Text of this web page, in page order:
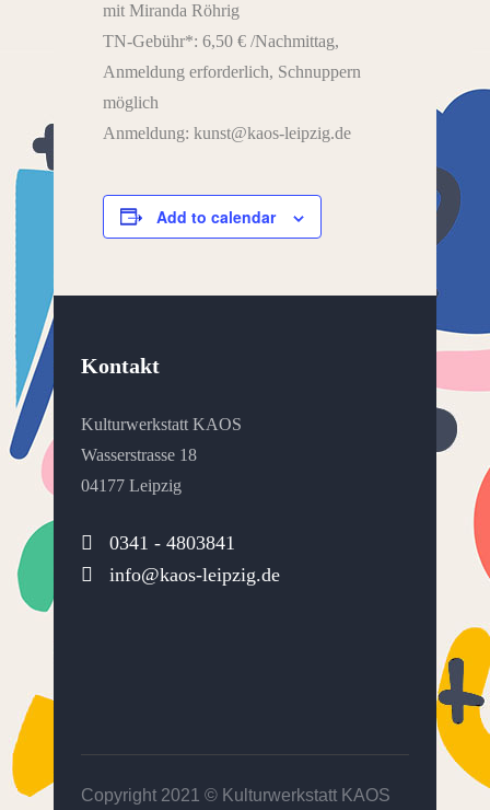
mit Miranda Röhrig
TN-Gebühr*: 6,50 € /Nachmittag,
Anmeldung erforderlich, Schnuppern
möglich
Anmeldung: kunst@kaos-leipzig.de
Add to calendar
Kontakt
Kulturwerkstatt KAOS
Wasserstrasse 18
04177 Leipzig
0341 - 4803841
info@kaos-leipzig.de
Copyright 2021 © Kulturwerkstatt KAOS